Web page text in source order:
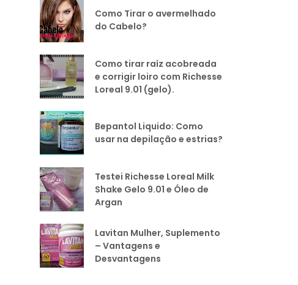
Como Tirar o avermelhado
do Cabelo?
Como tirar raíz acobreada
e corrigir loiro com Richesse
Loreal 9.01 (gelo).
Bepantol Liquido: Como
usar na depilação e estrias?
Testei Richesse Loreal Milk
Shake Gelo 9.01 e Óleo de
Argan
Lavitan Mulher, Suplemento
– Vantagens e
Desvantagens